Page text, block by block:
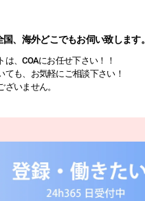
、海外どこでもお伺い致します。
、COAにお任せ下さい！！
も、お気軽にご相談下さい！
いません。